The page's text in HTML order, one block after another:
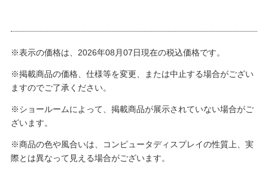
※表示の価格は、2026年08月07日現在の税込価格です。
※掲載商品の価格、仕様等を変更、または中止する場合がござい
ますのでご了承ください。
※ショールームによって、掲載商品が展示されていない場合がご
ざいます。
※商品の色や風合いは、コンピュータディスプレイの性質上、実
際とは異なって見える場合がございます。